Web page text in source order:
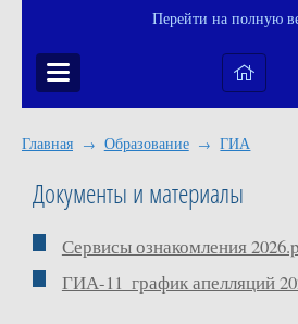
Перейти на полную
Главная → Образование → ГИА
Документы и материалы
Сервисы ознакомления
ГИА-11_график апелляций